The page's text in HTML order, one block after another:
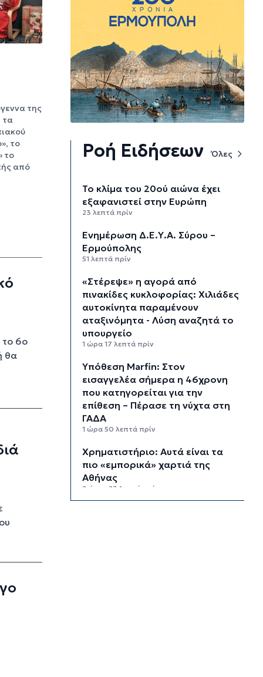
της
τα
το
το
από
το 6ο
θα
Ροή Ειδήσεων Όλες
Το κλίμα του 20ού αιώνα έχει
εξαφανιστεί στην Ευρώπη
23 λεπτά πρίν
Ενημέρωση Δ.Ε.Υ.Α. Σύρου –
Ερμούπολης
51 λεπτά πρίν
«Στέρεψε» η αγορά από
πινακίδες κυκλοφορίας: Χιλιάδες
αυτοκίνητα παραμένουν
αταξινόμητα - Λύση αναζητά το
υπουργείο
1 ώρα 17 λεπτά πρίν
Υπόθεση Marfin: Στον
εισαγγελέα σήμερα η 46χρονη
που κατηγορείται για την
επίθεση – Πέρασε τη νύχτα στη
ΓΑΔΑ
1 ώρα 50 λεπτά πρίν
Χρηματιστήριο: Αυτά είναι τα
πιο «εμπορικά» χαρτιά της
Αθήνας
2 ώρες 23 λεπτά πρίν